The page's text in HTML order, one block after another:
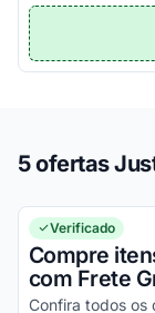
5 ofertas
Verificado
Compre
com Frete